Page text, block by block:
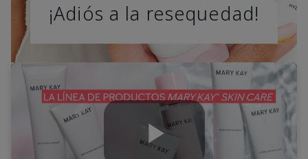
¡Adiós a la resequedad!